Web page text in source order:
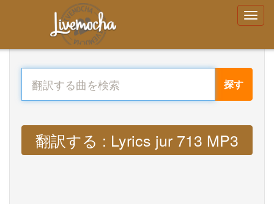
探す
翻訳する : Lyrics jur 713 MP3